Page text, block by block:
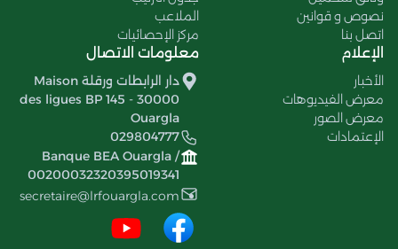
نصوص و قوانين
اتصل بنا
الملاعب
مركز الإحصائيات
الإعلام
الأخبار
معرض الفيديوهات
معرض الصور
الإعتمادات
معلومات الاتصال
دار الرابطات ورقلة Maison
des ligues BP 145 - 30000
Ouargla
029804777
Banque BEA Ouargla /
00200032320395019341
secretaire@lrfouargla.com